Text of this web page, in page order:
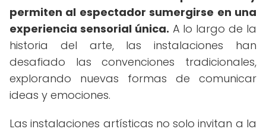
permiten al espectador sumergirse en una
experiencia sensorial única. A lo largo de la
historia del arte, las instalaciones han
desafiado las convenciones tradicionales,
explorando nuevas formas de comunicar
ideas y emociones.
Las instalaciones artísticas no solo invitan a la